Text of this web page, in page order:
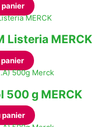
943.670,00 د.ج
être
page
Listeria MERCK
500 g MERCK
panier